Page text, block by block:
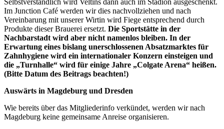
Selbstverständlich wird Veltins dann auch im Stadion ausgeschenkt.
Im Junction Café werden wir dies nachvollziehen und nach
Vereinbarung mit unserer Wirtin wird Fiege entsprechend durch
Produkte dieser Brauerei ersetzt. Die Sportstätte in der
Nachbarstadt wird aber nicht namenlos bleiben. In der
Erwartung eines bislang unerschlossenen Absatzmarktes für
Zahnhygiene wird ein internationaler Konzern einsteigen und
die „Turnhalle“ wird für einige Jahre „Colgate Arena“ heißen.
(Bitte Datum des Beitrags beachten!)
Auswärts in Magdeburg und Dresden
Wie bereits über das Mitgliederinfo verkündet, werden wir nach
Magdeburg keine gemeinsame Anreise organisieren.